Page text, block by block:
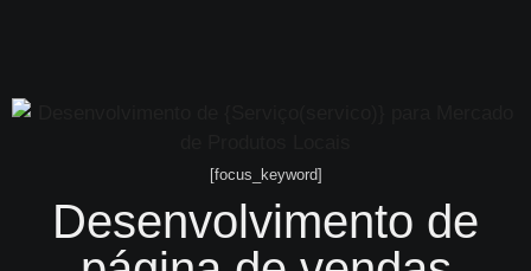
[focus_keyword]
Desenvolvimento de